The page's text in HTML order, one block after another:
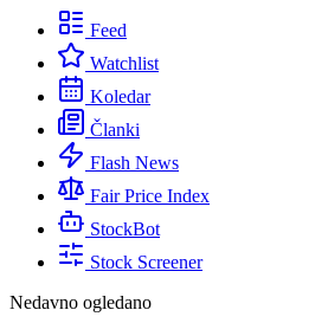
Feed
Watchlist
Koledar
Članki
Flash News
Fair Price Index
StockBot
Stock Screener
Nedavno ogledano